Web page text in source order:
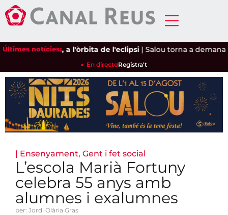
Últimes notícies:
Reus, a l'òrbita de l'eclipsi|Salou torna a demanar a
En directeRegistra't
| Ensenyament, Gent i fet social
L’escola Marià Fortuny
celebra 55 anys amb
alumnes i exalumnes
per: Jordi Olària Gras